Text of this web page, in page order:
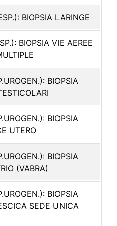
BIOPSIA LARINGE
BIOPSIA VIE AEREE
BIOPSIA
BIOPSIA
UTERO
BIOPSIA
(VABRA)
BIOPSIA
SEDE UNICA